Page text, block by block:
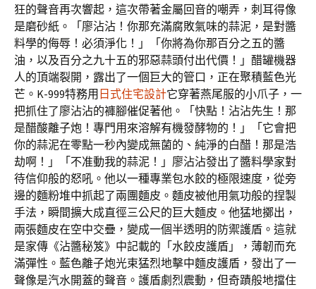
狂的聲音再次響起，這次帶著金屬回音的嘲弄，刺耳得像
是磨砂紙。「廖沾沾！你那充滿腐敗氣味的蒜泥，是對醬
料學的侮辱！必須淨化！」「你將為你那百分之五的醬
油，以及百分之九十五的邪惡蒜頭付出代價！」醋罐機器
人的頂端裂開，露出了一個巨大的管口，正在聚積藍色光
芒。K-999特務用 日式住宅設計它穿著燕尾服的小爪子，一
把抓住了廖沾沾的褲腳催促著他。「快點！沾沾先生！那
是醋酸離子炮！專門用來溶解有機發酵物的！」「它會把
你的蒜泥在零點一秒內變成無菌的、純淨的白醋！那是浩
劫啊！」「不准動我的蒜泥！」廖沾沾發出了醬料學家對
待信仰般的怒吼。他以一種專業包水餃的極限速度，從旁
邊的麵粉堆中抓起了兩團麵皮。麵皮被他用氣功般的捏製
手法，瞬間擴大成直徑三公尺的巨大麵皮。他猛地擲出，
兩張麵皮在空中交疊，變成一個半透明的防禦護盾。這就
是家傳《沾醬秘笈》中記載的「水餃皮護盾」，薄韌而充
滿彈性。藍色離子炮光束猛烈地擊中麵皮護盾，發出了一
聲像是汽水開蓋的聲音。護盾劇烈震動，但奇蹟般地擋住